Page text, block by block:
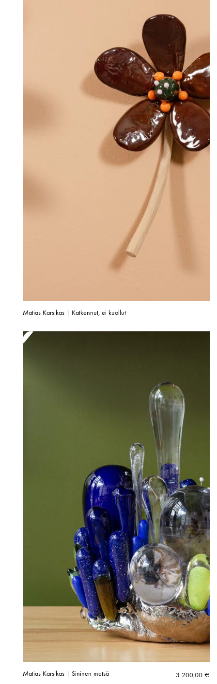
Matias Karsikas | Katkennut, ei kuollut
Matias Karsikas | Sininen metsä 3 200,00 €